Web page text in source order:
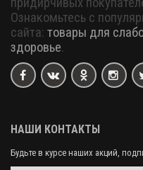
Ознакомьтесь с
сайта: товары для
здоровье.
НАШИ КОНТАКТЫ
Будьте в курсе наших акций,